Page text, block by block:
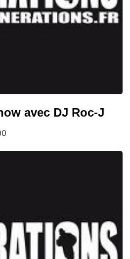
avec DJ Roc-J